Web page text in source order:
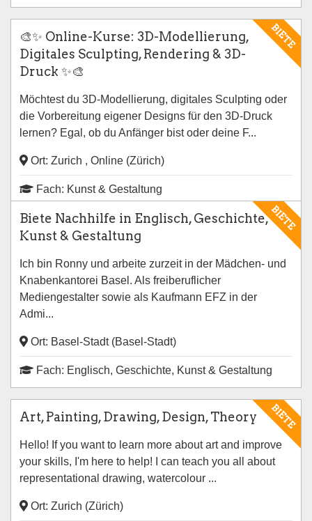
BIETE
🎨✨ Online-Kurse: 3D-Modellierung,
Digitales Sculpting, Rendering & 3D-
Druck ✨🎨
Möchtest du 3D-Modellierung, digitales Sculpting oder
die Vorbereitung eigener Designs für den 3D-Druck
lernen? Egal, ob du Anfänger bist oder deine F...
Ort: Zurich , Online (Zürich)
Fach: Kunst & Gestaltung
BIETE
Biete Nachhilfe in Englisch, Geschichte,
Kunst & Gestaltung
Ich bin Ronny und arbeite zurzeit in der Mädchen- und
Knabenkantorei Basel. Als freiberuflicher
Mediengestalter sowie als Kaufmann EFZ in der
Admi...
Ort: Basel-Stadt (Basel-Stadt)
Fach: Englisch, Geschichte, Kunst & Gestaltung
BIETE
Art, Painting, Drawing, Design, Theory
Hello! If you want to learn more about art and improve
your skills, I'm here to help! I can teach you all about
representational drawing, watercolour ...
Ort: Zurich (Zürich)